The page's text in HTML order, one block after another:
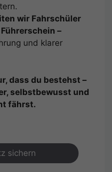
wir Fahrschüler
–
und klarer
dass du bestehst –
selbstbewusst und
fährst.
sichern